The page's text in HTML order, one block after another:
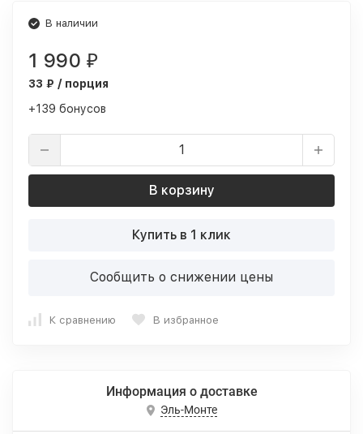
В наличии
1 990 ₽
33 ₽ / порция
+139 бонусов
В корзину
Купить в 1 клик
Сообщить о снижении цены
К сравнению В избранное
Информация о доставке
Эль-Монте